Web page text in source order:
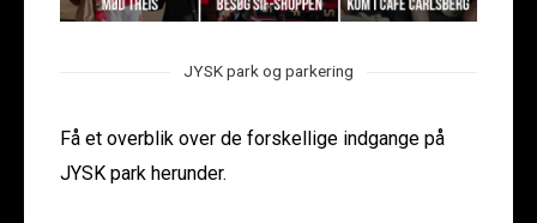
JYSK park og parkering
Få et overblik over de forskellige indgange på
JYSK park herunder.